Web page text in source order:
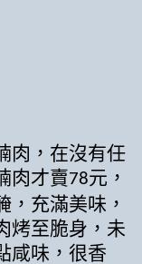
肉，在沒有任
肉才賣78元，
，充滿美味，
烤至脆身，未
咸味，很香